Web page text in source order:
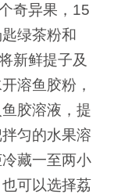
奇异果，15
绿茶粉和
新鲜提子及
溶鱼胶粉，
胶溶液，提
匀的水果溶
藏一至两小
可以选择荔